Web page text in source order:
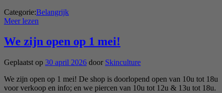
Categorie:Belangrijk
Meer lezen
We zijn open op 1 mei!
Geplaatst op 30 april 2026 door Skinculture
We zijn open op 1 mei! De shop is doorlopend open van 10u tot 18u
voor verkoop en info; en we piercen van 10u tot 12u & 13u tot 18u.